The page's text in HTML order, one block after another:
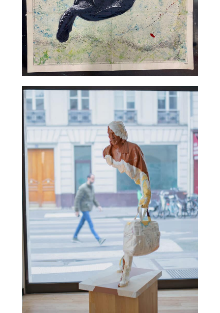
TALC02-15 – Jef Aerosol